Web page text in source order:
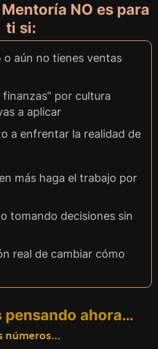
NO es para
ti si:
o aún no tienes ventas
finanzas” por cultura
a aplicar
a enfrentar la realidad de
más haga el trabajo por
tomando decisiones sin
real de cambiar cómo
pensando ahora…
números...